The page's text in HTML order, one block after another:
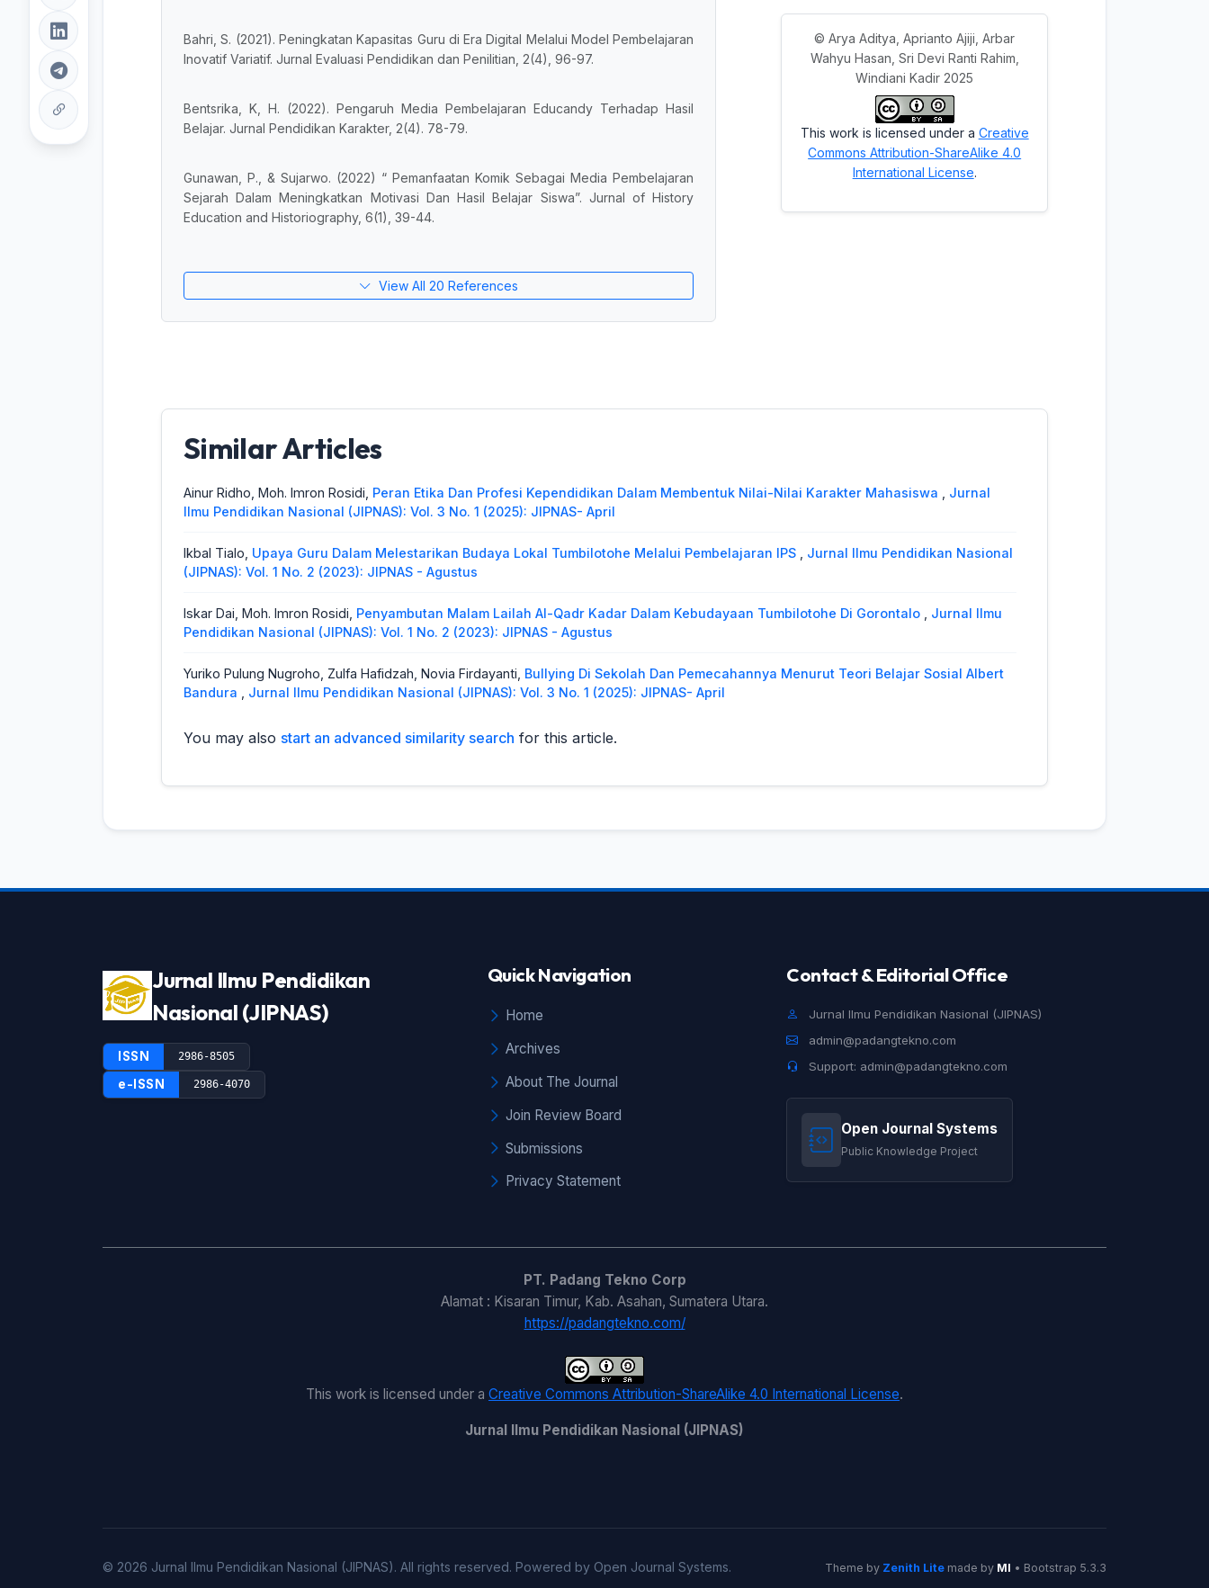
Bahri, S. (2021). Peningkatan Kapasitas Guru di Era Digital Melalui Model Pembelajaran
Inovatif Variatif. Jurnal Evaluasi Pendidikan dan Penilitian, 2(4), 96-97.
Bentsrika, K, H. (2022). Pengaruh Media Pembelajaran Educandy Terhadap Hasil
Belajar. Jurnal Pendidikan Karakter, 2(4). 78-79.
Gunawan, P., & Sujarwo. (2022) “ Pemanfaatan Komik Sebagai Media Pembelajaran
Sejarah Dalam Meningkatkan Motivasi Dan Hasil Belajar Siswa”. Jurnal of History
Education and Historiography, 6(1), 39-44.
View All 20 References
© Arya Aditya, Aprianto Ajiji, Arbar
Wahyu Hasan, Sri Devi Ranti Rahim,
Windiani Kadir 2025
This work is licensed under a Creative
Commons Attribution-ShareAlike 4.0
International License.
Similar Articles
Ainur Ridho, Moh. Imron Rosidi, Peran Etika Dan Profesi Kependidikan Dalam Membentuk Nilai-Nilai Karakter Mahasiswa
Jurnal
Ilmu Pendidikan Nasional (JIPNAS): Vol. 3 No. 1 (2025): JIPNAS- April
Ikbal Tialo, Upaya Guru Dalam Melestarikan Budaya Lokal Tumbilotohe Melalui Pembelajaran IPS
Jurnal Ilmu Pendidikan Nasional
(JIPNAS): Vol. 1 No. 2 (2023): JIPNAS - Agustus
Iskar Dai, Moh. Imron Rosidi, Penyambutan Malam Lailah Al-Qadr Kadar Dalam Kebudayaan Tumbilotohe Di Gorontalo
Jurnal Ilmu
Pendidikan Nasional (JIPNAS): Vol. 1 No. 2 (2023): JIPNAS - Agustus
Yuriko Pulung Nugroho, Zulfa Hafidzah, Novia Firdayanti, Bullying Di Sekolah Dan Pemecahannya Menurut Teori Belajar Sosial Albert
Bandura
Jurnal Ilmu Pendidikan Nasional (JIPNAS): Vol. 3 No. 1 (2025): JIPNAS- April
You may also start an advanced similarity search for this article.
Jurnal Ilmu Pendidikan
Nasional (JIPNAS)
ISSN 2986-8505
e-ISSN 2986-4070
Quick Navigation
Home
Archives
About The Journal
Join Review Board
Submissions
Privacy Statement
Contact & Editorial Office
Jurnal Ilmu Pendidikan Nasional (JIPNAS)
admin@padangtekno.com
Support: admin@padangtekno.com
Open Journal Systems
Public Knowledge Project
PT. Padang Tekno Corp
Alamat : Kisaran Timur, Kab. Asahan, Sumatera Utara.
https://padangtekno.com/
This work is licensed under a Creative Commons Attribution-ShareAlike 4.0 International License.
Jurnal Ilmu Pendidikan Nasional (JIPNAS)
© 2026 Jurnal Ilmu Pendidikan Nasional (JIPNAS). All rights reserved. Powered by Open Journal Systems. Theme by Zenith Lite made by MI • Bootstrap 5.3.3